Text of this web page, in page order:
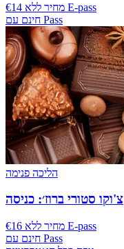
€14 מחיר ללא E-pass
חינם עם Pass
הליכה פנימה
צ'וקו סטורי ברוז׳: כניסה
€16 מחיר ללא E-pass
חינם עם Pass